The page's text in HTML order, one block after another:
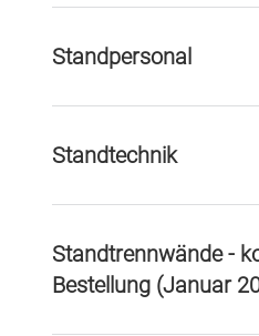
Standpersonal
Standtechnik
Standtrennwände -
Bestellung (Januar